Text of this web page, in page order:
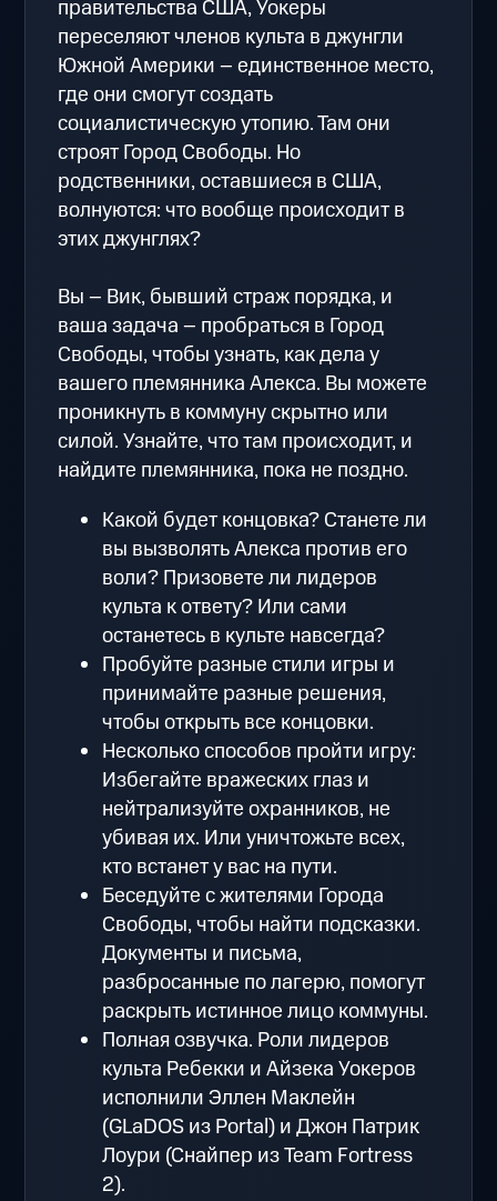
правительства США, Уокеры
переселяют членов культа в джунгли
Южной Америки – единственное место,
где они смогут создать
социалистическую утопию. Там они
строят Город Свободы. Но
родственники, оставшиеся в США,
волнуются: что вообще происходит в
этих джунглях?
Вы – Вик, бывший страж порядка, и
ваша задача – пробраться в Город
Свободы, чтобы узнать, как дела у
вашего племянника Алекса. Вы можете
проникнуть в коммуну скрытно или
силой. Узнайте, что там происходит, и
найдите племянника, пока не поздно.
Какой будет концовка? Станете ли
вы вызволять Алекса против его
воли? Призовете ли лидеров
культа к ответу? Или сами
останетесь в культе навсегда?
Пробуйте разные стили игры и
принимайте разные решения,
чтобы открыть все концовки.
Несколько способов пройти игру:
Избегайте вражеских глаз и
нейтрализуйте охранников, не
убивая их. Или уничтожьте всех,
кто встанет у вас на пути.
Беседуйте с жителями Города
Свободы, чтобы найти подсказки.
Документы и письма,
разбросанные по лагерю, помогут
раскрыть истинное лицо коммуны.
Полная озвучка. Роли лидеров
культа Ребекки и Айзека Уокеров
исполнили Эллен Маклейн
(GLaDOS из Portal) и Джон Патрик
Лоури (Снайпер из Team Fortress
2).